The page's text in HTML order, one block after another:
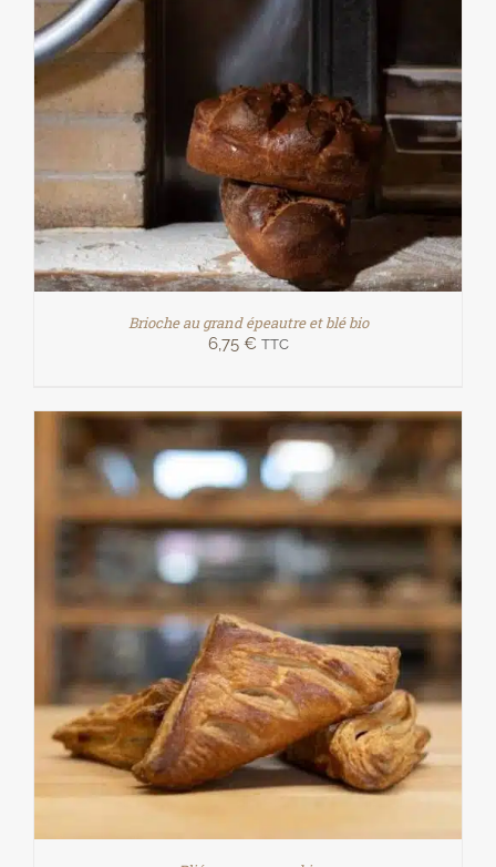
Brioche au grand épeautre et blé bio
6,75 € TTC